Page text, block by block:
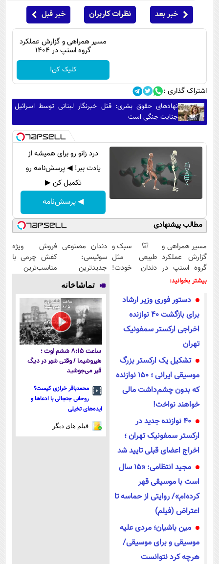
خبر بعد نظرات کاربران خبر قبل
مسیر همراهی و گزارش عملکرد
گروه اسنپ در ۱۴۰۴
کلیک کن!
اشتراک گذاری :
نهادهای حقوق بشری: قتل خبرنگار لبنانی توسط اسرائیل
جنایت جنگی است
درد زانو رو برای همیشه از
یادت ببر! ◀ پرسش‌نامه رو
تکمیل کن ▶
◀ پرسش‌نامه
مطالب پیشنهادی
مسیر همراهی و
گزارش عملکرد
گروه اسنپ در
۱۴۰۴
🦷 سبک و
طبیعی مثل
دندان خودت!
اقساطی 💳 📍
تهران
دندان مصنوعی
سوئیسی:
جدیدترین
فناوری اروپا،
سبک و مقاوم |
پرداخت قسطی
فروش ویژه
کفش چرمی با
مناسب‌ترین
بیشتر بخوانید:
دستور فوری وزیر ارشاد
برای بازگشت ۴۰ نوازنده
اخراجی ارکستر سمفونیک
تهران
تشکیل یک ارکستر بزرگ
موسیقی ایرانی ؛ ۱۵۰ نوازنده
که بدون چشم‌داشت مالی
خواهند نواخت!
40 نوازنده جدید در
ارکستر سمفونیک تهران ؛
اخراج اعضای قبلی تایید شد
مجید انتظامی: «۱۵ سال
است با موسیقی قهر
کرده‌ام»/ روایتی از حماسه تا
اعتراض (فیلم)
مین باشیان؛ مردی علیه
موسیقی و برای موسیقی/
هرچه کرد نتوانست
تماشاخانه
ساعت ۸:۱۵ ششم اوت ؛
هیروشیما / وقتی شهر در دیگ
قیر می‌جوشید
محمدباقر خرازی کیست؟
روحانی جنجالی با ادعاها و
ایده‌های تخیلی
فیلم های دیگر